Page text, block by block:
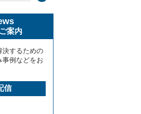
ご案内
決するための
事例などをお
信